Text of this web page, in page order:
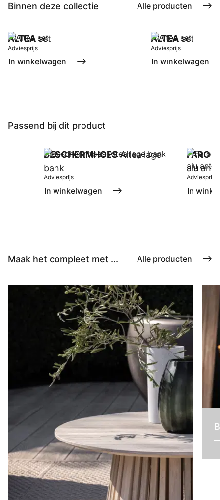
Binnen deze collectie Alle producten
ALTEAset
Adviesprijs
In winkelwagen
ALTEAset
Adviesprijs
In winkelwagen
Passend bij dit product
BESCHERMHOESAltea lage
bank
Adviesprijs
In winkelwagen
FARO
alu
Adviesprijs
In
Maak het compleet met ... Alle producten